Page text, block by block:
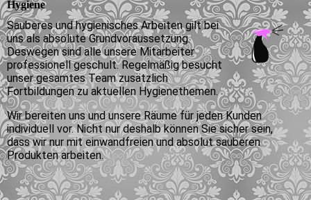
Hygiene
Sauberes und hygienisches Arbeiten gilt bei
uns als absolute Grundvoraussetzung.
Deswegen sind alle unsere Mitarbeiter
professionell geschult. Regelmäßig besucht
unser gesamtes Team zusätzlich
Fortbildungen zu aktuellen Hygienethemen.
Wir bereiten uns und unsere Räume für jeden Kunden
individuell vor. Nicht nur deshalb können Sie sicher sein,
dass wir nur mit einwandfreien und absolut sauberen
Produkten arbeiten.